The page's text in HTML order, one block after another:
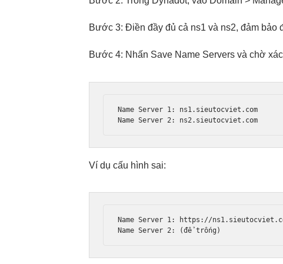
Bước 3: Điền đầy đủ cả ns1 và ns2, đảm bảo
Bước 4: Nhấn Save Name Servers và chờ
Name Server 1: ns1.sieutocviet.com
Ví dụ cấu hình sai:
Name Server 1: https://